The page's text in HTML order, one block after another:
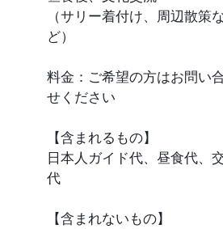
（サリー着付け、周辺散策
ど）
料金：ご希望の方はお問い
せください
【含まれるもの】
日本人ガイド代、昼食代、
代
【含まれないもの】